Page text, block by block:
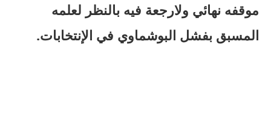
موقفه نهائي ولارجعة فيه بالنظر لعلمه
المسبق بفشل البوشماوي في الإنتخابات.